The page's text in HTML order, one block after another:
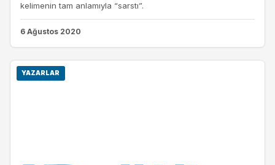
kelimenin tam anlamıyla “sarstı”.
6 Ağustos 2020
YAZARLAR